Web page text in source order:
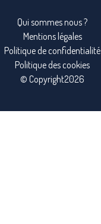
Qui sommes nous ?
Mentions légales
Politique de confidentialité
Politique des cookies
© Copyright2026